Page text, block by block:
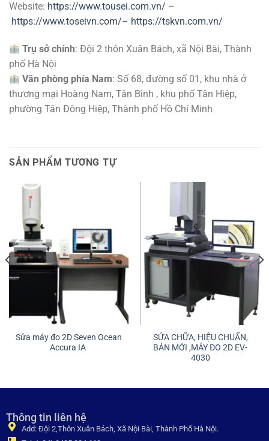
Website: https://www.tousei.com.vn/ –
https://www.toseivn.com/– https://tskvn.com.vn/
Trụ sở chính: Đội 2 thôn Xuân Bách, xã Nội Bài, Thành
phố Hà Nội
Văn phòng phía Nam: Số 68, đường số 01, khu nhà ở
thương mại Hoàng Nam, Tân Bình , khu phố Tân Hiệp,
phường Tân Đông Hiệp, Thành phố Hồ Chí Minh
SẢN PHẨM TƯƠNG TỰ
Sửa máy đo 2D Seven Ocean
Accura IA
SỬA CHỮA, HIỆU CHUẨN,
BÁN MỚI ,MÁY ĐO 2D EV-
4030
Thông tin liên hệ
Add: Đội 2,Thôn Xuân Bách, Xã Nội Bài, Thành Phố Hà Nội.